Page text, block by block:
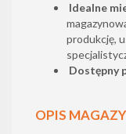
Idealne
produkcję,
Dostępny
OPIS